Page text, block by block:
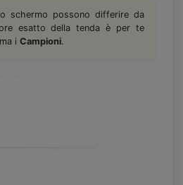
schermo possono differire da
esatto della tenda è per te
i Campioni.